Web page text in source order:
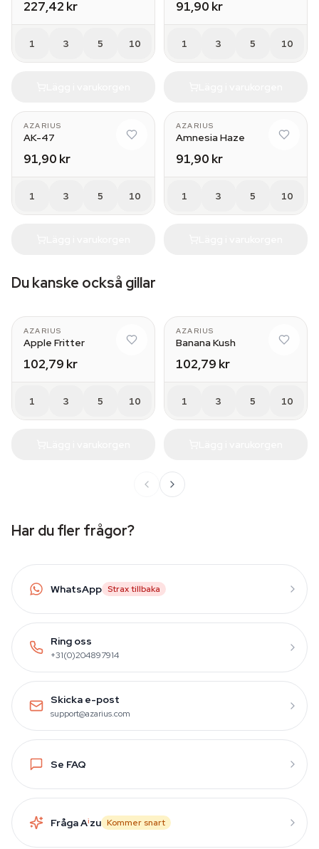
227,42 kr
1 3 5 10
91,90 kr
1 3 5 10
AZARIUS
AK-47
91,90 kr
1 3 5 10
AZARIUS
Amnesia Haze
91,90 kr
1 3 5 10
Du kanske också gillar
AZARIUS
Apple Fritter
102,79 kr
1 3 5 10
AZARIUS
Banana Kush
102,79 kr
1 3 5 10
Har du fler frågor?
WhatsApp Strax tillbaka
Ring oss
+31(0)204897914
Skicka e-post
support@azarius.com
Se FAQ
Fråga Aizu Kommer snart